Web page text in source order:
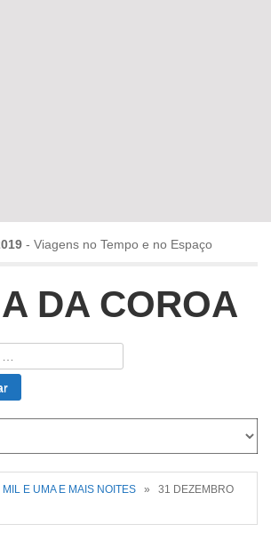
- Viagens no Tempo e no Espaço
-Diz-me a verdade a mentir
DA COROA
MIL E UMA E MAIS NOITES » 31 DEZEMBRO